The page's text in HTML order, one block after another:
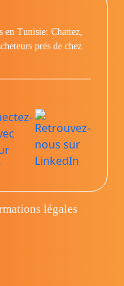
en Tunisie: Chattez,
prés de chez
légales